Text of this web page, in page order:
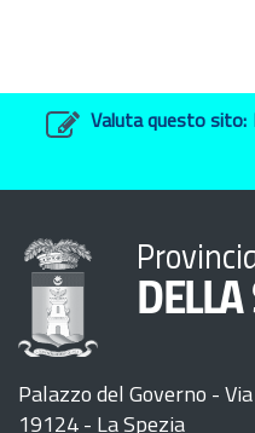
Valuta questo sito:
Palazzo del Governo -
19124 - La Spezia